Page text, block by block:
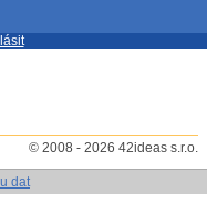
© 2008 - 2026 42ideas s.r.o.
dat